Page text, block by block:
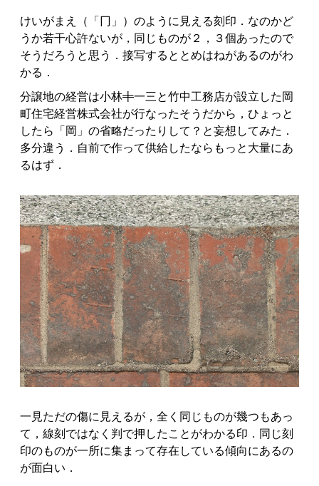
けいがまえ（「冂」）のように見える刻印．なのかど
うか若干心許ないが，同じものが２，３個あったので
そうだろうと思う．接写するととめはねがあるのがわ
かる．
分譲地の経営は小林十一三と竹中工務店が設立した岡
町住宅経営株式会社が行なったそうだから，ひょっと
したら「岡」の省略だったりして？と妄想してみた．
多分違う．自前で作って供給したならもっと大量にあ
るはず．
一見ただの傷に見えるが，全く同じものが幾つもあっ
て，線刻ではなく判で押したことがわかる印．同じ刻
印のものが一所に集まって存在している傾向にあるの
が面白い．